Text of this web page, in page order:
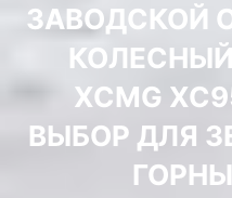
ЗАВОДСКОЙ
XCMG
ВЫБОР ДЛЯ